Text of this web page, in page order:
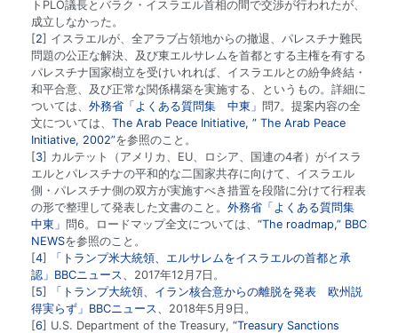
トPLO議長とバラク・イスラエル首相の間で交渉が行われたが、
成立しなかった。
2
イスラエルが、全アラブ占領地からの撤退、パレスチナ難民
問題の公正な解決、及び東エルサレムを首都とする主権を有する
パレスチナ国家樹立を受けいれれば、イスラエルとの紛争終結・
和平合意、及び正常な関係構築を実施する、というもの。詳細に
ついては、 外務省「よくある質問集 中東」 問7。提案内容の全
文については、 The Arab Peace Initiative, ” The Arab Peace
Initiative, 2002”を参照のこと。
3
カルテット（アメリカ、EU、ロシア、国連の4者）がイスラ
エルとパレスチナの平和的な二国家共存に向けて、イスラエル
側・パレスチナ側の双方が実施すべき措置を段階に分けて行程表
の形で整理して発表した文書のこと。 外務省「よくある質問集
中東」 問6。ロードマップ全文については、 “The roadmap,” BBC
NEWSを参照のこと。
4
「トランプ米大統領、エルサレムをイスラエルの首都と承
認」BBCニュース、 2017年12月7日。
5
「トランプ大統領、イラン核合意からの離脱を発表 欧州説
得実らず」BBCニュース、 2018年5月9日。
6
U.S. Department of the Treasury, “Treasury Sanctions